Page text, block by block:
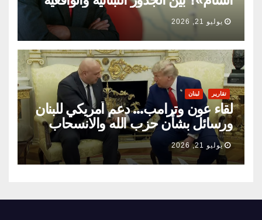
السياسية
يوليو 21, 2026
تقارير لبنان
لقاء عون وترامب… دعم أمريكي للبنان
ورسائل بشأن حزب الله والانسحاب
الإسرائيلي
يوليو 21, 2026